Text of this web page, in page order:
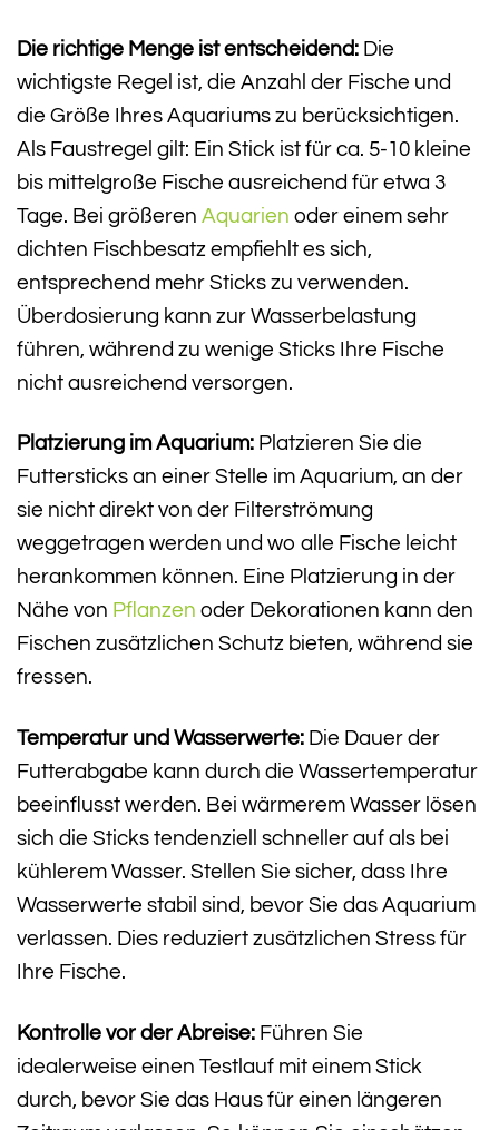
Die richtige Menge ist entscheidend: Die
wichtigste Regel ist, die Anzahl der Fische und
die Größe Ihres Aquariums zu berücksichtigen.
Als Faustregel gilt: Ein Stick ist für ca. 5-10 kleine
bis mittelgroße Fische ausreichend für etwa 3
Tage. Bei größeren Aquarien oder einem sehr
dichten Fischbesatz empfiehlt es sich,
entsprechend mehr Sticks zu verwenden.
Überdosierung kann zur Wasserbelastung
führen, während zu wenige Sticks Ihre Fische
nicht ausreichend versorgen.
Platzierung im Aquarium: Platzieren Sie die
Futtersticks an einer Stelle im Aquarium, an der
sie nicht direkt von der Filterströmung
weggetragen werden und wo alle Fische leicht
herankommen können. Eine Platzierung in der
Nähe von Pflanzen oder Dekorationen kann den
Fischen zusätzlichen Schutz bieten, während sie
fressen.
Temperatur und Wasserwerte: Die Dauer der
Futterabgabe kann durch die Wassertemperatur
beeinflusst werden. Bei wärmerem Wasser lösen
sich die Sticks tendenziell schneller auf als bei
kühlerem Wasser. Stellen Sie sicher, dass Ihre
Wasserwerte stabil sind, bevor Sie das Aquarium
verlassen. Dies reduziert zusätzlichen Stress für
Ihre Fische.
Kontrolle vor der Abreise: Führen Sie
idealerweise einen Testlauf mit einem Stick
durch, bevor Sie das Haus für einen längeren